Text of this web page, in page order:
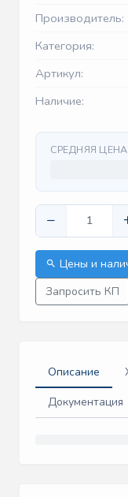
Производитель:
Категория:
Артикул:
Наличие:
СРЕДНЯЯ
−
Цены и
Запросить КП
Описание
Документация